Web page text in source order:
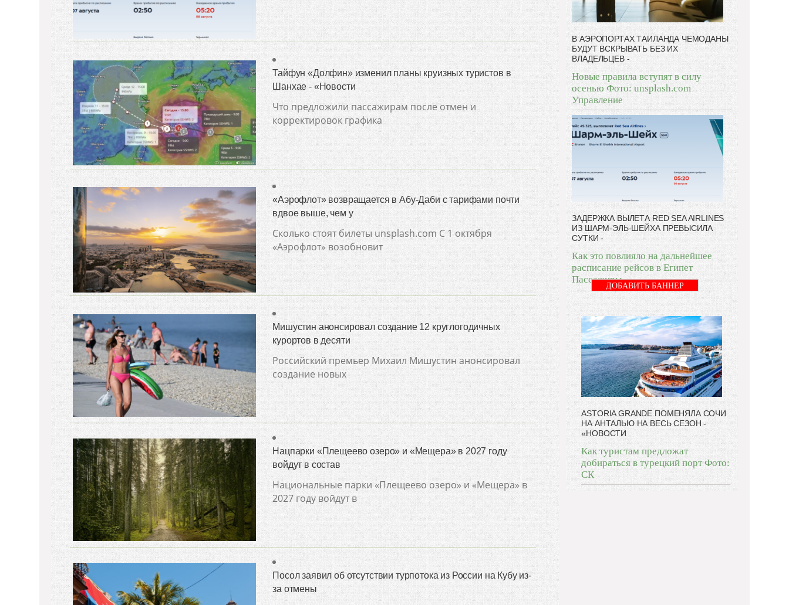
Тайфун «Долфин» изменил планы круизных туристов в
Шанхае - «Новости
Что предложили пассажирам после отмен и
корректировок графика
«Аэрофлот» возвращается в Абу-Даби с тарифами почти
вдвое выше, чем у
Сколько стоят билеты unsplash.com С 1 октября
«Аэрофлот» возобновит
Мишустин анонсировал создание 12 круглогодичных
курортов в десяти
Российский премьер Михаил Мишустин анонсировал
создание новых
Нацпарки «Плещеево озеро» и «Мещера» в 2027 году
войдут в состав
Национальные парки «Плещеево озеро» и «Мещера» в
2027 году войдут в
Посол заявил об отсутствии турпотока из России на Кубу из-
за отмены
В АЭРОПОРТАХ ТАИЛАНДА ЧЕМОДАНЫ
БУДУТ ВСКРЫВАТЬ БЕЗ ИХ
ВЛАДЕЛЬЦЕВ -
Новые правила вступят в силу
осенью Фото: unsplash.com
Управление
ЗАДЕРЖКА ВЫЛЕТА RED SEA AIRLINES
ИЗ ШАРМ-ЭЛЬ-ШЕЙХА ПРЕВЫСИЛА
СУТКИ -
Как это повлияло на дальнейшее
расписание рейсов в Египет
Пассажиры
ДОБАВИТЬ БАННЕР
ASTORIA GRANDE ПОМЕНЯЛА СОЧИ
НА АНТАЛЬЮ НА ВЕСЬ СЕЗОН -
«НОВОСТИ
Как туристам предложат
добираться в турецкий порт Фото:
СК